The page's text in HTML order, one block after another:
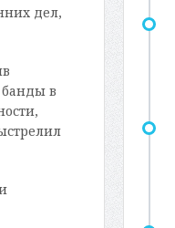
дел,
банды в